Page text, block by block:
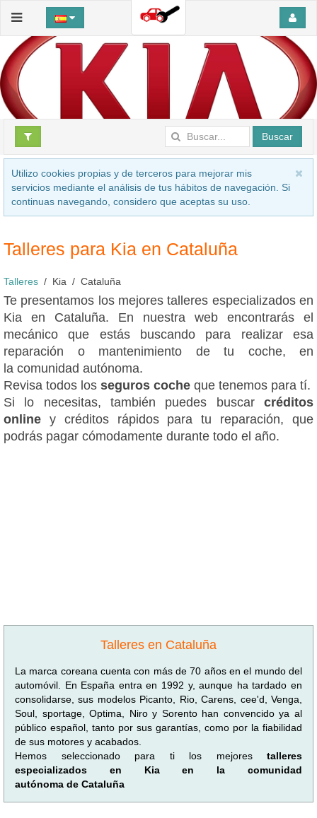
Buscar
Utilizo cookies propias y de terceros para mejorar mis
servicios mediante el análisis de tus hábitos de navegación. Si
continuas navegando, considero que aceptas su uso.
Talleres para Kia en Cataluña
Talleres Kia Cataluña
Te presentamos los mejores talleres especializados en
Kia en Cataluña. En nuestra web encontrarás el
mecánico que estás buscando para realizar esa
reparación o mantenimiento de tu coche, en
la comunidad autónoma.
Revisa todos los seguros coche que tenemos para tí.
Si lo necesitas, también puedes buscar créditos
online y créditos rápidos para tu reparación, que
podrás pagar cómodamente durante todo el año.
Talleres en Cataluña
La marca coreana cuenta con más de 70 años en el mundo del
automóvil. En España entra en 1992 y, aunque ha tardado en
consolidarse, sus modelos Picanto, Rio, Carens, cee'd, Venga,
Soul, sportage, Optima, Niro y Sorento han convencido ya al
público español, tanto por sus garantías, como por la fiabilidad
de sus motores y acabados.
Hemos seleccionado para ti los mejores talleres
especializados en Kia en la comunidad
autónoma de Cataluña